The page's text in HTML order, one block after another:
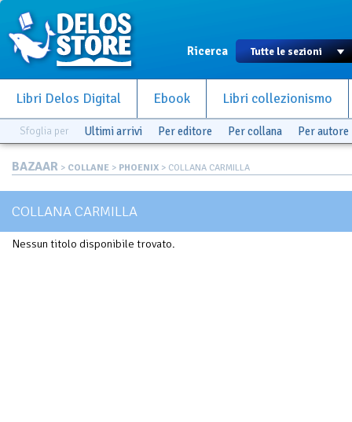
Ricerca
Libri Delos Digital Ebook Libri collezionismo
Sfoglia per Ultimi arrivi Per editore Per collana Per autore
BAZAAR > COLLANE > PHOENIX > COLLANA CARMILLA
COLLANA CARMILLA
Nessun titolo disponibile trovato.